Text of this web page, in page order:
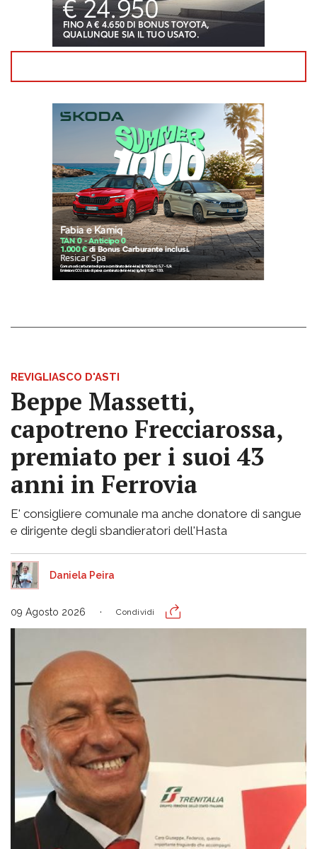
REVIGLIASCO D'ASTI
Beppe Massetti,
capotreno Frecciarossa,
premiato per i suoi 43
anni in Ferrovia
E' consigliere comunale ma anche donatore di sangue
e dirigente degli sbandieratori dell'Hasta
Daniela Peira
09 Agosto 2026 Condividi